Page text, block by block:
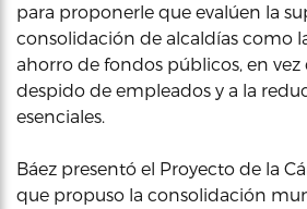
para proponerle que evalúen la
consolidación de alcaldías como
ahorro de fondos públicos, en vez
despido de empleados y a la
esenciales.
Báez presentó el Proyecto de la
que propuso la consolidación